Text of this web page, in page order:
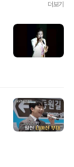
더보기